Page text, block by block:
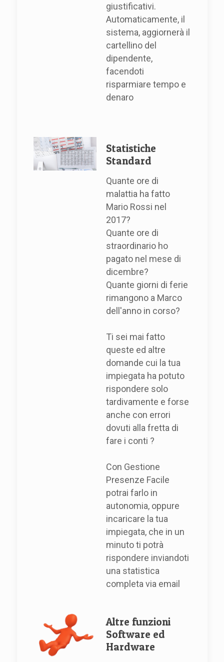
giustificativi.
Automaticamente, il
sistema, aggiornerà il
cartellino del
dipendente,
facendoti
risparmiare tempo e
denaro
Statistiche
Standard
Quante ore di
malattia ha fatto
Mario Rossi nel
2017?
Quante ore di
straordinario ho
pagato nel mese di
dicembre?
Quante giorni di ferie
rimangono a Marco
dell'anno in corso?
Ti sei mai fatto
queste ed altre
domande cui la tua
impiegata ha potuto
rispondere solo
tardivamente e forse
anche con errori
dovuti alla fretta di
fare i conti ?
Con Gestione
Presenze Facile
potrai farlo in
autonomia, oppure
incaricare la tua
impiegata, che in un
minuto ti potrà
rispondere inviandoti
una statistica
completa via email
Altre funzioni
Software ed
Hardware